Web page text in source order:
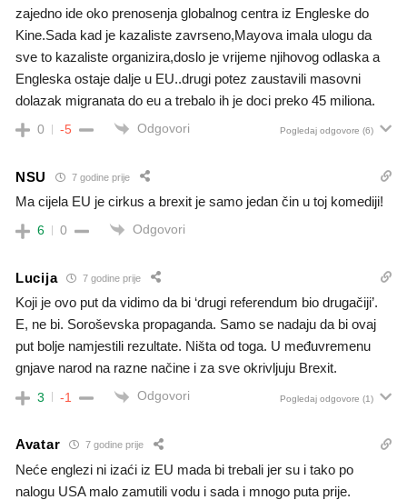
zajedno ide oko prenosenja globalnog centra iz Engleske do
Kine.Sada kad je kazaliste zavrseno,Mayova imala ulogu da
sve to kazaliste organizira,doslo je vrijeme njihovog odlaska a
Engleska ostaje dalje u EU..drugi potez zaustavili masovni
dolazak migranata do eu a trebalo ih je doci preko 45 miliona.
0 -5 Odgovori Pogledaj odgovore (6)
NSU 7 godine prije
Ma cijela EU je cirkus a brexit je samo jedan čin u toj komediji!
6 0 Odgovori
Lucija 7 godine prije
Koji je ovo put da vidimo da bi ‘drugi referendum bio drugačiji’.
E, ne bi. Soroševska propaganda. Samo se nadaju da bi ovaj
put bolje namjestili rezultate. Ništa od toga. U međuvremenu
gnjave narod na razne načine i za sve okrivljuju Brexit.
3 -1 Odgovori Pogledaj odgovore (1)
Avatar 7 godine prije
Neće englezi ni izaći iz EU mada bi trebali jer su i tako po
nalogu USA malo zamutili vodu i sada i mnogo puta prije.